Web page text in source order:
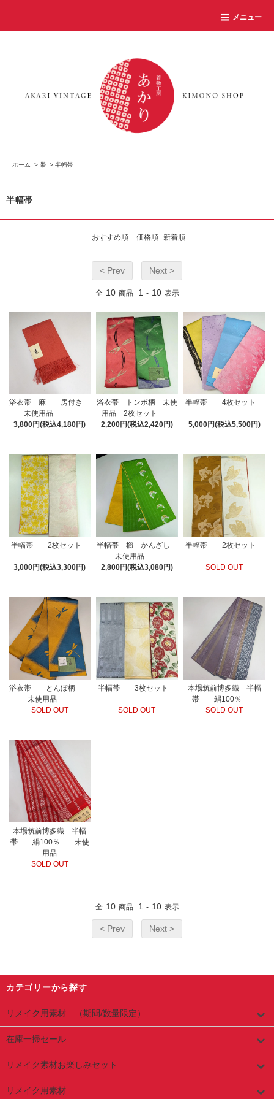
メニュー
ホーム > 帯 > 半幅帯
半幅帯
おすすめ順 価格順 新着順
< Prev Next >
全 10 商品 1 - 10 表示
浴衣帯 麻 房付き
未使用品
3,800円(税込4,180円)
浴衣帯 トンボ柄 未使
用品 2枚セット
2,200円(税込2,420円)
半幅帯 4枚セット
5,000円(税込5,500円)
半幅帯 2枚セット
3,000円(税込3,300円)
半幅帯 櫛 かんざし
未使用品
2,800円(税込3,080円)
半幅帯 2枚セット
SOLD OUT
浴衣帯 とんぼ柄
未使用品
SOLD OUT
半幅帯 3枚セット
SOLD OUT
本場筑前博多織 半幅
帯 絹100％
SOLD OUT
本場筑前博多織 半幅
帯 絹100％ 未使
用品
SOLD OUT
全 10 商品 1 - 10 表示
< Prev Next >
カテゴリーから探す
リメイク用素材 （期間/数量限定）
在庫一掃セール
リメイク素材お楽しみセット
リメイク用素材